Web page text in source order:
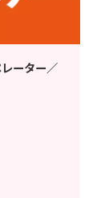
ーター／